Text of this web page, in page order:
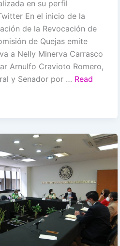
en su perfil
En el inicio de la
de la Revocación de
de Quejas emite
a Nelly Minerva Carrasco
Arnulfo Cravioto Romero,
y Senador por … Read